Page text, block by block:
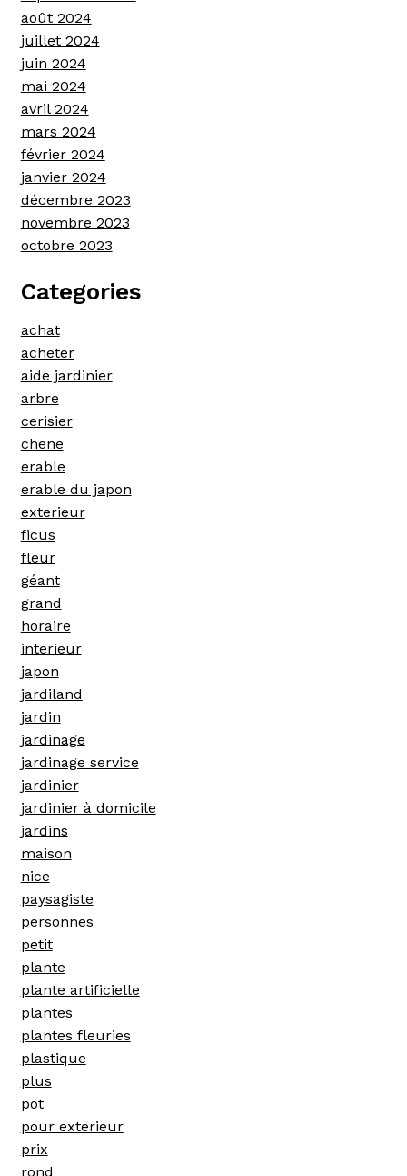
août 2024
juillet 2024
juin 2024
mai 2024
avril 2024
mars 2024
février 2024
janvier 2024
décembre 2023
novembre 2023
octobre 2023
Categories
achat
acheter
aide jardinier
arbre
cerisier
chene
erable
erable du japon
exterieur
ficus
fleur
géant
grand
horaire
interieur
japon
jardiland
jardin
jardinage
jardinage service
jardinier
jardinier à domicile
jardins
maison
nice
paysagiste
personnes
petit
plante
plante artificielle
plantes
plantes fleuries
plastique
plus
pot
pour exterieur
prix
rond